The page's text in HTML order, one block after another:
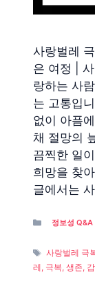
사랑벌레
은 여정 |
랑하는 사
는 고통입
없이 아픔
채 절망의
끔찍한 일
희망을 찾
글에서는
Categories
정보성 Q&A
Tags
사랑벌레 극
레, 극복, 생존,